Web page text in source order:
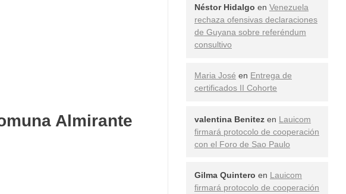
Almirante
Néstor Hidalgo en Venezuela
rechaza ofensivas declaraciones
de Guyana sobre referéndum
consultivo
Maria José en Entrega de
certificados II Cohorte
valentina Benitez en Lauicom
firmará protocolo de cooperación
con el Foro de Sao Paulo
Gilma Quintero en Lauicom
firmará protocolo de cooperación